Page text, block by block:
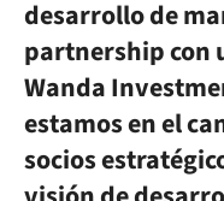
desarrollo de
partnership con
Wanda
estamos en el
socios